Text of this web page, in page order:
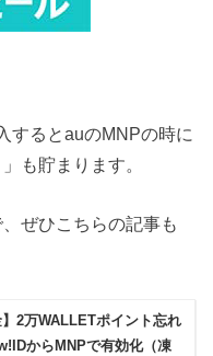
するとauのMNPの時に
も貯まります。
ぜひこちらの記事も
】2万WALLETポイント忘れ
からMNPで有効化（凍